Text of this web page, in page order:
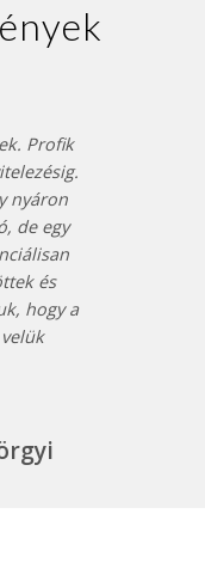
Profik
nyáron
de egy
és
hogy a